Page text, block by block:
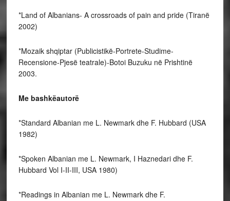
*Land of Albanians- A crossroads of pain and pride (Tiranë
2002)
*Mozaik shqiptar (Publicistikë-Portrete-Studime-
Recensione-Pjesë teatrale)-Botoi Buzuku në Prishtinë
2003.
Me bashkëautorë
*Standard Albanian me L. Newmark dhe F. Hubbard (USA
1982)
*Spoken Albanian me L. Newmark, I Haznedari dhe F.
Hubbard Vol I-II-III, USA 1980)
*Readings in Albanian me L. Newmark dhe F.